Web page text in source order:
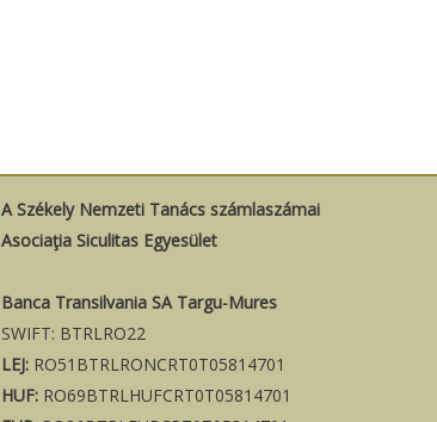
A Székely Nemzeti Tanács számlaszámai
Asociaţia Siculitas Egyesület
Banca Transilvania SA Targu-Mures
SWIFT: BTRLRO22
LEJ: RO51BTRLRONCRT0T05814701
HUF: RO69BTRLHUFCRT0T05814701